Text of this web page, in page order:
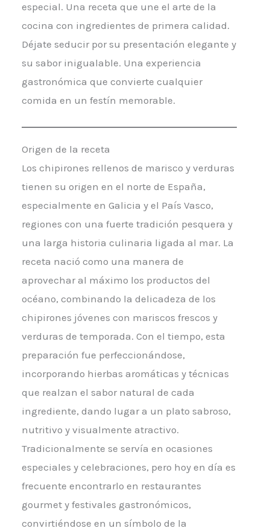
especial. Una receta que une el arte de la
cocina con ingredientes de primera calidad.
Déjate seducir por su presentación elegante y
su sabor inigualable. Una experiencia
gastronómica que convierte cualquier
comida en un festín memorable.
Origen de la receta
Los chipirones rellenos de marisco y verduras
tienen su origen en el norte de España,
especialmente en Galicia y el País Vasco,
regiones con una fuerte tradición pesquera y
una larga historia culinaria ligada al mar. La
receta nació como una manera de
aprovechar al máximo los productos del
océano, combinando la delicadeza de los
chipirones jóvenes con mariscos frescos y
verduras de temporada. Con el tiempo, esta
preparación fue perfeccionándose,
incorporando hierbas aromáticas y técnicas
que realzan el sabor natural de cada
ingrediente, dando lugar a un plato sabroso,
nutritivo y visualmente atractivo.
Tradicionalmente se servía en ocasiones
especiales y celebraciones, pero hoy en día es
frecuente encontrarlo en restaurantes
gourmet y festivales gastronómicos,
convirtiéndose en un símbolo de la